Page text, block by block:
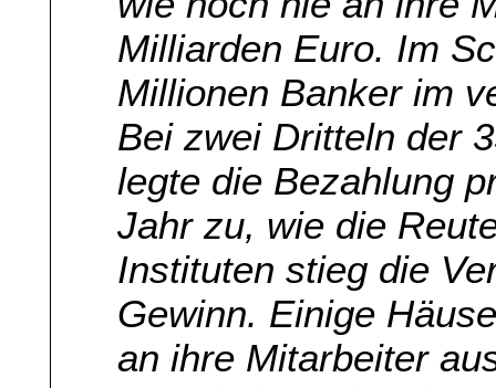
Milliarden Euro. Im
Millionen Banker im
Bei zwei Dritteln der
legte die Bezahlung
Jahr zu, wie die
Instituten stieg die
Gewinn. Einige
an ihre Mitarbeiter